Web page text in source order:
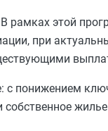
В рамках этой
при
с понижением